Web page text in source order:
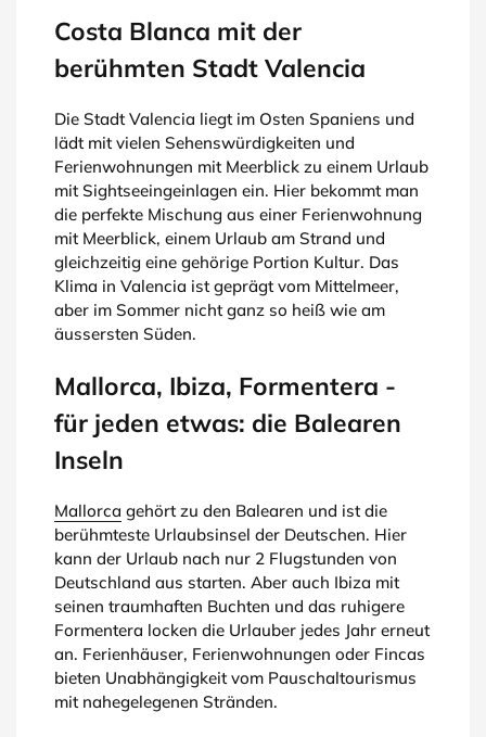
Costa Blanca mit der
berühmten Stadt Valencia
Die Stadt Valencia liegt im Osten Spaniens und
lädt mit vielen Sehenswürdigkeiten und
Ferienwohnungen mit Meerblick zu einem Urlaub
mit Sightseeingeinlagen ein. Hier bekommt man
die perfekte Mischung aus einer Ferienwohnung
mit Meerblick, einem Urlaub am Strand und
gleichzeitig eine gehörige Portion Kultur. Das
Klima in Valencia ist geprägt vom Mittelmeer,
aber im Sommer nicht ganz so heiß wie am
äussersten Süden.
Mallorca, Ibiza, Formentera -
für jeden etwas: die Balearen
Inseln
Mallorca gehört zu den Balearen und ist die
berühmteste Urlaubsinsel der Deutschen. Hier
kann der Urlaub nach nur 2 Flugstunden von
Deutschland aus starten. Aber auch Ibiza mit
seinen traumhaften Buchten und das ruhigere
Formentera locken die Urlauber jedes Jahr erneut
an. Ferienhäuser, Ferienwohnungen oder Fincas
bieten Unabhängigkeit vom Pauschaltourismus
mit nahegelegenen Stränden.